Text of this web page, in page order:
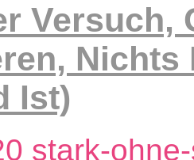
Versuch,
Nichts
Ist)
stark-